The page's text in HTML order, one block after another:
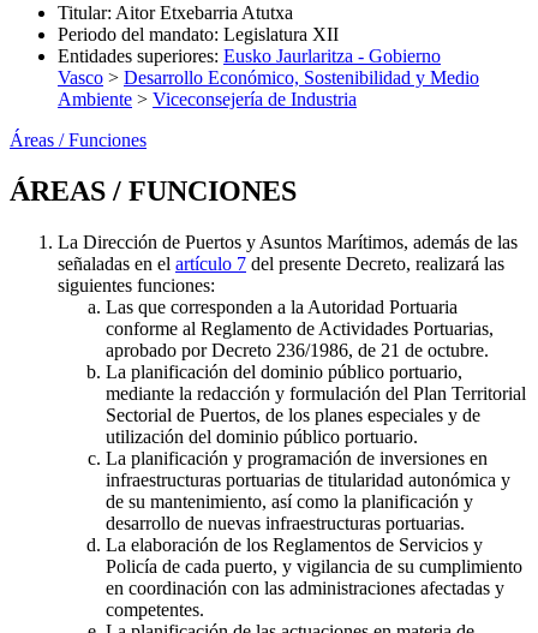
Titular: Aitor Etxebarria Atutxa
Periodo del mandato: Legislatura XII
Entidades superiores: Eusko Jaurlaritza - Gobierno
Vasco > Desarrollo Económico, Sostenibilidad y Medio
Ambiente > Viceconsejería de Industria
Áreas / Funciones
ÁREAS / FUNCIONES
La Dirección de Puertos y Asuntos Marítimos, además de las
señaladas en el artículo 7 del presente Decreto, realizará las
siguientes funciones:
Las que corresponden a la Autoridad Portuaria
conforme al Reglamento de Actividades Portuarias,
aprobado por Decreto 236/1986, de 21 de octubre.
La planificación del dominio público portuario,
mediante la redacción y formulación del Plan Territorial
Sectorial de Puertos, de los planes especiales y de
utilización del dominio público portuario.
La planificación y programación de inversiones en
infraestructuras portuarias de titularidad autonómica y
de su mantenimiento, así como la planificación y
desarrollo de nuevas infraestructuras portuarias.
La elaboración de los Reglamentos de Servicios y
Policía de cada puerto, y vigilancia de su cumplimiento
en coordinación con las administraciones afectadas y
competentes.